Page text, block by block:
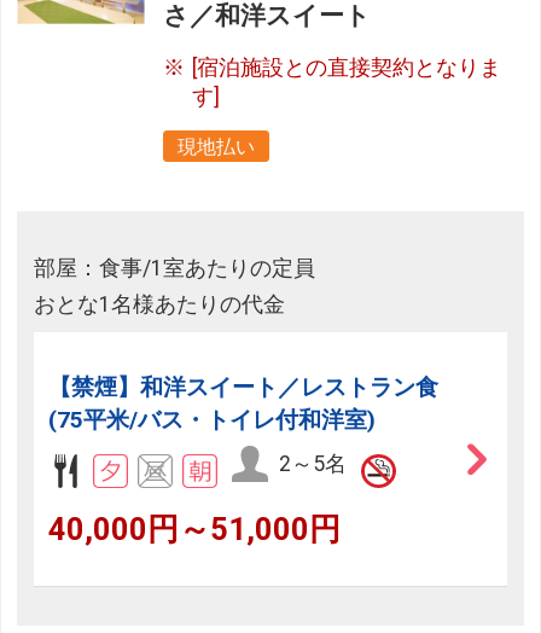
さ／和洋スイート
[宿泊施設との直接契約となりま
す]
現地払い
部屋：食事/1室あたりの定員
おとな1名様あたりの代金
【禁煙】和洋スイート／レストラン食
(75平米/バス・トイレ付和洋室)
2～5名
40,000円～51,000円